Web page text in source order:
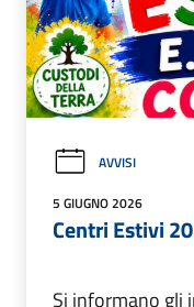
AVVISI
5 GIUGNO 2026
Centri Estivi
Si informano gli